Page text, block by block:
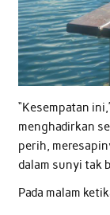
“Kesempatan
menghadirkan
perih,
dalam sunyi tak
Pada malam